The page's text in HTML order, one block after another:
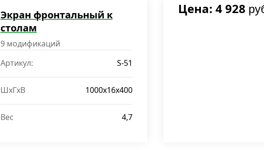
Экран фронтальный к
столам
9 модификаций
Артикул: S-51
ШxГxВ 1000х16х400
Вес 4,7
Цена: 4 928